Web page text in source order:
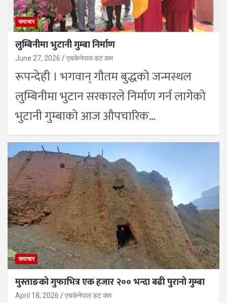
समाचार
लुम्बिनीमा भुटानी गुम्बा निर्माण
June 27, 2026 एचकेनेपाल डट कम
रूपन्देही । भगवान् गौतम बुद्धको जन्मस्थल
लुम्बिनीमा भुटान सरकारले निर्माण गर्न लागेको
भुटानी गुम्बाको आज औपचारिक…
समाचार
मुस्ताङको गुफाभित्र एक हजार २०० भन्दा बढी पुरानो गुम्बा
April 18, 2026 एचकेनेपाल डट कम